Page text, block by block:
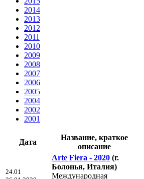
2014
2013
2012
2011
2010
2009
2008
2007
2006
2005
2004
2002
2001
Дата
Название, краткое
описание
24.01
Arte Fiera - 2020 (г.
Болонья, Италия)
Международная